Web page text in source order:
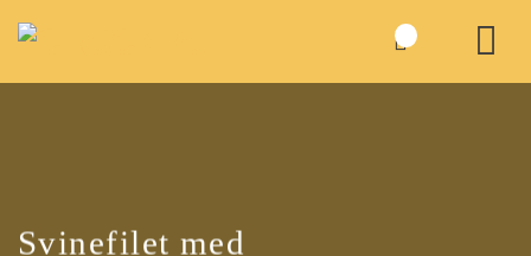
Svinefilet med